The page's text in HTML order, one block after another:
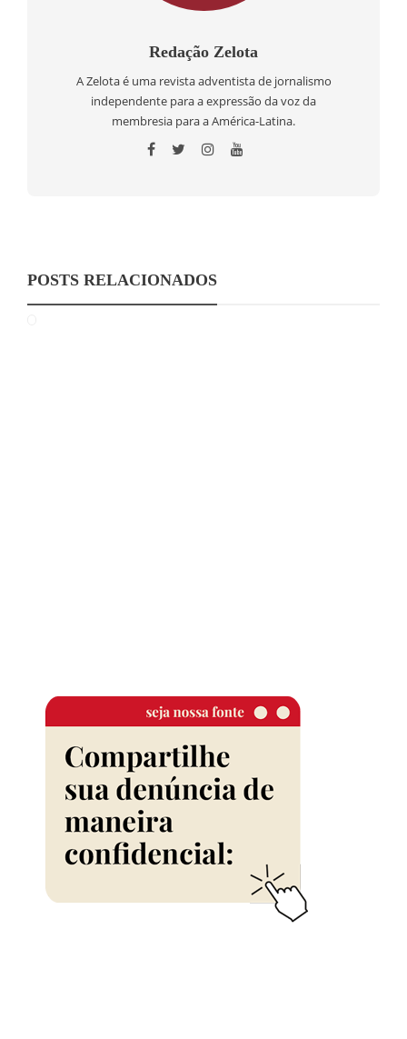
Redação Zelota
A Zelota é uma revista adventista de jornalismo
independente para a expressão da voz da
membresia para a América-Latina.
POSTS RELACIONADOS